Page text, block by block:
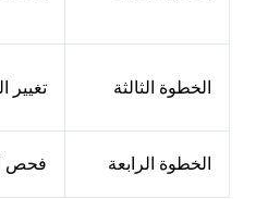
الخطوة الثالثة تغيير
الخطوة الرابعة فحص